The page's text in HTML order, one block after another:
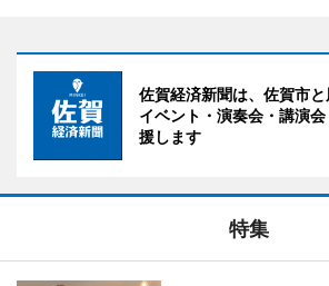
佐賀経済新聞は、佐賀市
イベント・演奏会・講演
援します
特集